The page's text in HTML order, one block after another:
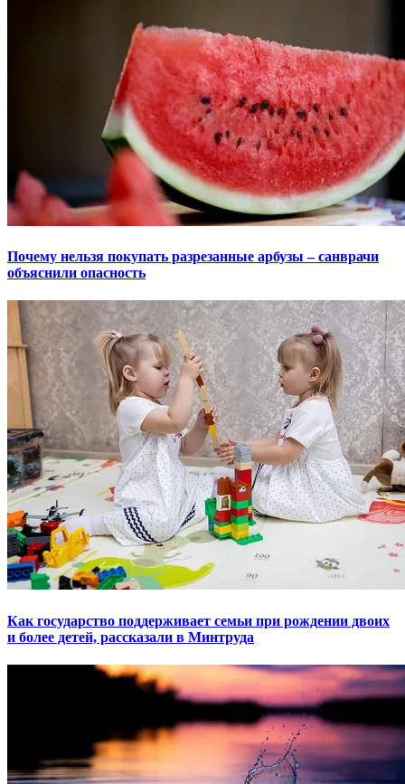
Почему нельзя покупать разрезанные арбузы – санврачи
объяснили опасность
Как государство поддерживает семьи при рождении двоих
и более детей, рассказали в Минтруда